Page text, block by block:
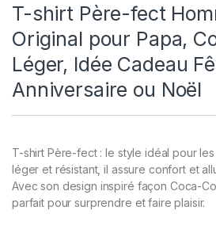
T-shirt Père-fect
Original pour Papa,
Léger, Idée Cadeau
Anniversaire ou Noël
T-shirt Père-fect : le style idéal pour les
léger et résistant, il assure confort et
Avec son design inspiré façon Coca-
parfait pour surprendre et faire plaisir.